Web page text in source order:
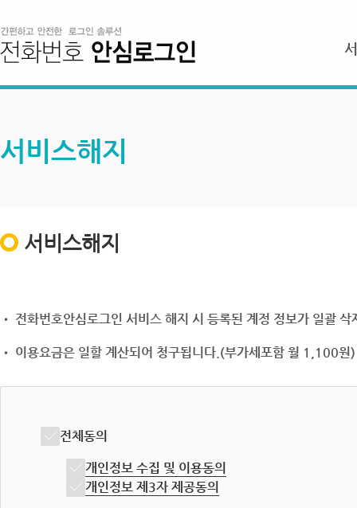
서비스해지
서비스해지
• 전화번호안심로그인 서비스 해지 시 등록된 계정 정보가 일괄
• 이용요금은 일할 계산되어 청구됩니다.(부가세포함 월 1,100원)
전체동의
개인정보 수집 및 이용동의
개인정보 제3자 제공동의